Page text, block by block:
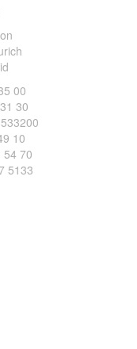
00
30
10
70
5133